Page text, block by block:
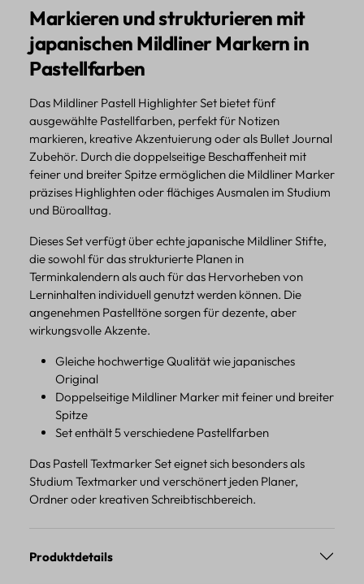
Markieren und strukturieren mit
japanischen Mildliner Markern in
Pastellfarben
Das Mildliner Pastell Highlighter Set bietet fünf
ausgewählte Pastellfarben, perfekt für Notizen
markieren, kreative Akzentuierung oder als Bullet Journal
Zubehör. Durch die doppelseitige Beschaffenheit mit
feiner und breiter Spitze ermöglichen die Mildliner Marker
präzises Highlighten oder flächiges Ausmalen im Studium
und Büroalltag.
Dieses Set verfügt über echte japanische Mildliner Stifte,
die sowohl für das strukturierte Planen in
Terminkalendern als auch für das Hervorheben von
Lerninhalten individuell genutzt werden können. Die
angenehmen Pastelltöne sorgen für dezente, aber
wirkungsvolle Akzente.
Gleiche hochwertige Qualität wie japanisches
Original
Doppelseitige Mildliner Marker mit feiner und breiter
Spitze
Set enthält 5 verschiedene Pastellfarben
Das Pastell Textmarker Set eignet sich besonders als
Studium Textmarker und verschönert jeden Planer,
Ordner oder kreativen Schreibtischbereich.
Produktdetails